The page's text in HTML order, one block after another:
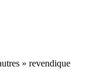
» revendique